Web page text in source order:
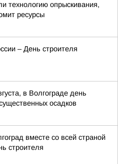
технологию опрыскивания,
ресурсы
– День строителя
в Волгограде день
осадков
вместе со всей страной
строителя